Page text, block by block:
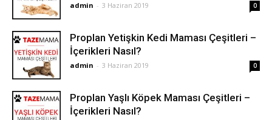
admin - 3 Haziran 2019 0
Proplan Yetişkin Kedi Maması Çeşitleri –
İçerikleri Nasıl?
admin - 3 Haziran 2019 0
Proplan Yaşlı Köpek Maması Çeşitleri –
İçerikleri Nasıl?